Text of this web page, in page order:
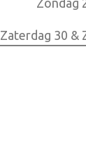
Zaterdag 30 &